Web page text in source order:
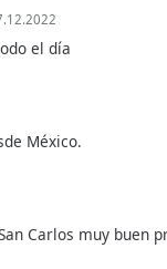
el día
México.
Carlos muy buen